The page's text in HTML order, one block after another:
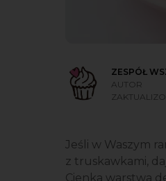
ZESPÓŁ
AUTOR
Jeśli w Waszym
z truskawkami,
Cienka warstwa